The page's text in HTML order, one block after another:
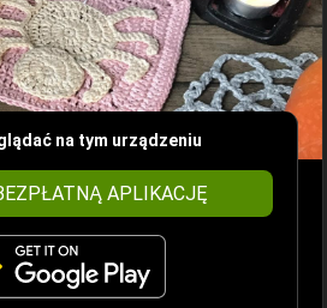
na tym urządzeniu
APLIKACJĘ